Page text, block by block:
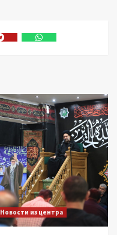
Новости из центра